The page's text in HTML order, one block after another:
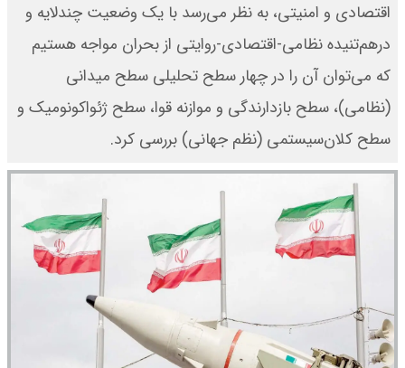
اقتصادی و امنیتی، به نظر می‌رسد با یک وضعیت چندلایه و
درهم‌تنیده نظامی-اقتصادی-روایتی از بحران مواجه هستیم
که می‌توان آن را در چهار سطح تحلیلی سطح میدانی
(نظامی)، سطح بازدارندگی و موازنه قوا، سطح ژئواکونومیک و
سطح کلان‌سیستمی (نظم جهانی) بررسی کرد.